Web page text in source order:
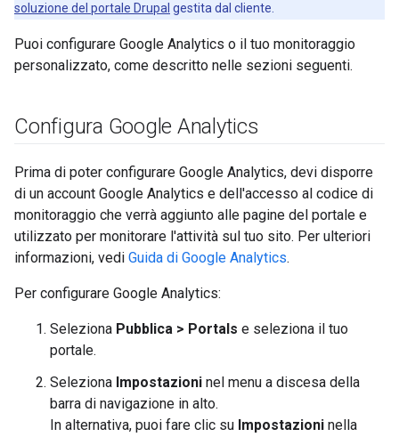
soluzione del portale Drupal gestita dal cliente.
Puoi configurare Google Analytics o il tuo monitoraggio
personalizzato, come descritto nelle sezioni seguenti.
Configura Google Analytics
Prima di poter configurare Google Analytics, devi disporre
di un account Google Analytics e dell'accesso al codice di
monitoraggio che verrà aggiunto alle pagine del portale e
utilizzato per monitorare l'attività sul tuo sito. Per ulteriori
informazioni, vedi Guida di Google Analytics.
Per configurare Google Analytics:
Seleziona Pubblica > Portals e seleziona il tuo
portale.
Seleziona Impostazioni nel menu a discesa della
barra di navigazione in alto.
In alternativa, puoi fare clic su Impostazioni nella